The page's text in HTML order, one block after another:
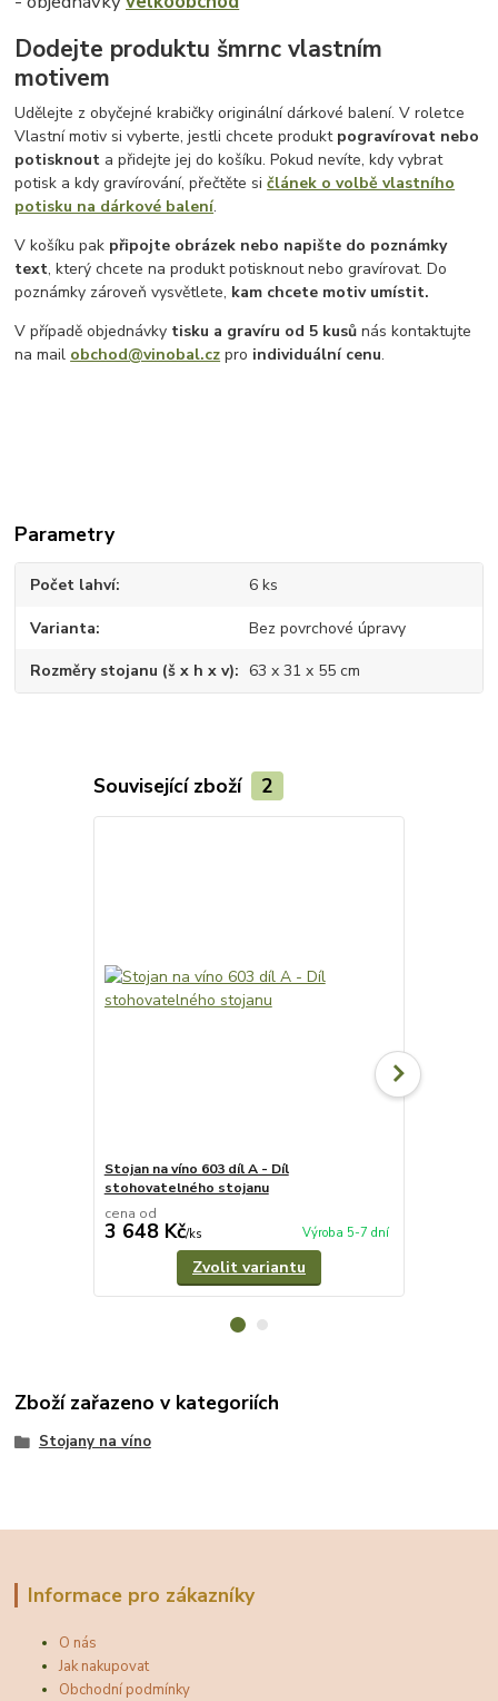
Dodejte produktu šmrnc vlastním
motivem
Udělejte z obyčejné krabičky originální dárkové balení. V roletce
Vlastní motiv si vyberte, jestli chcete produkt pogravírovat nebo
potisknout a přidejte jej do košíku. Pokud nevíte, kdy vybrat
potisk a kdy gravírování, přečtěte sičlánek o volbě vlastního
potisku na dárkové balení.
V košíku pak připojte obrázek nebo napište do poznámky
text, který chcete na produkt potisknout nebo gravírovat. Do
poznámky zároveň vysvětlete, kam chcete motiv umístit.
V případě objednávky tisku a gravíru od 5 kusů nás kontaktujte
na mail obchod@vinobal.cz pro individuální cenu.
Parametry
Počet lahví 6 ks
Varianta Bez povrchové úpravy
Rozměry stojanu (š x h x v) 63 x 31 x 55 cm
Související zboží 2
Stojan na víno 603 díl A - Díl
stohovatelného stojanu
cena od
3 648 Kč/ks Výroba 5-7 dní
Zvolit variantu
Zboží zařazeno v kategoriích
Stojany na víno
Informace pro zákazníky
O nás
Jak nakupovat
Obchodní podmínky